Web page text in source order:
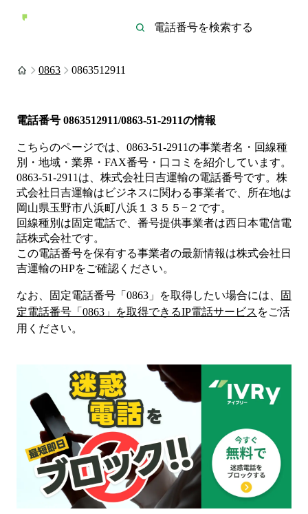
0863 0863512911
電話番号 0863512911/0863-51-2911の情報
こちらのページでは、 0863-51-2911の事業者名・回線種
別・地域・業界・FAX番号・口コミを紹介しています。
0863-51-2911 は、 株式会社日吉運輸の電話番号です。 株
式会社日吉運輸は ビジネスに関わる事業者で、所在地は
岡山県玉野市八浜町八浜１３５５−２ です。
回線種別は固定電話で、番号提供事業者は西日本電信電
話株式会社です。
この電話番号を保有する事業者の最新情報は株式会社日
吉運輸のHPをご確認ください。
なお、固定電話番号「 0863 」を取得したい場合には、
固
定電話番号「 0863 」を取得できるIP電話サービス をご活
用ください。